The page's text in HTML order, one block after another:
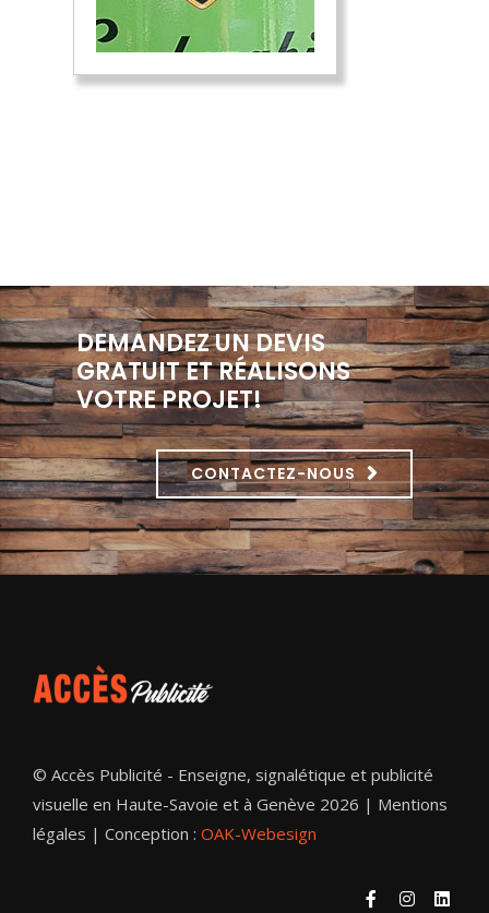
DEMANDEZ UN DEVIS
GRATUIT ET RÉALISONS
VOTRE PROJET!
CONTACTEZ-NOUS
© Accès Publicité - Enseigne, signalétique et publicité
visuelle en Haute-Savoie et à Genève 2026 | Mentions
légales | Conception : OAK-Webesign